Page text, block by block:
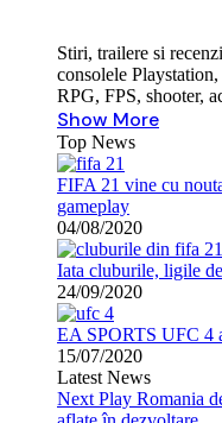
Stiri, trailere si
consolele
RPG, FPS, shooter,
Show More
Top News
FIFA 21 vine cu
gameplay
04/08/2020
Iata cluburile, ligile
24/09/2020
EA SPORTS UFC 4
15/07/2020
Latest News
Next Play Romania